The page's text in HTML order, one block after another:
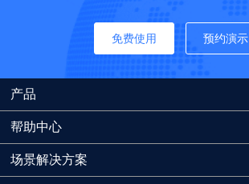
免费使用 预约演示
产品
帮助中心
场景解决方案